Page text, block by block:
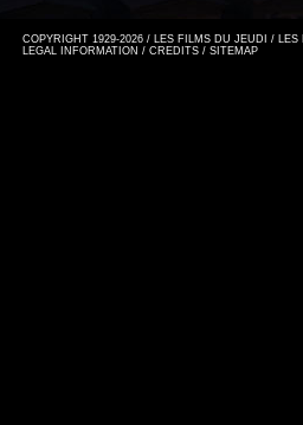
COPYRIGHT 1929-2026 / LES FILMS DU JEUDI /
LEGAL INFORMATION / CREDITS / SITEMAP